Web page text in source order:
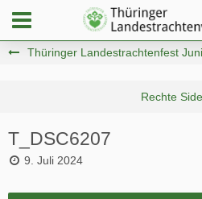
Thüringer Landestrachtenfest
T_DSC6207
9. Juli 2024